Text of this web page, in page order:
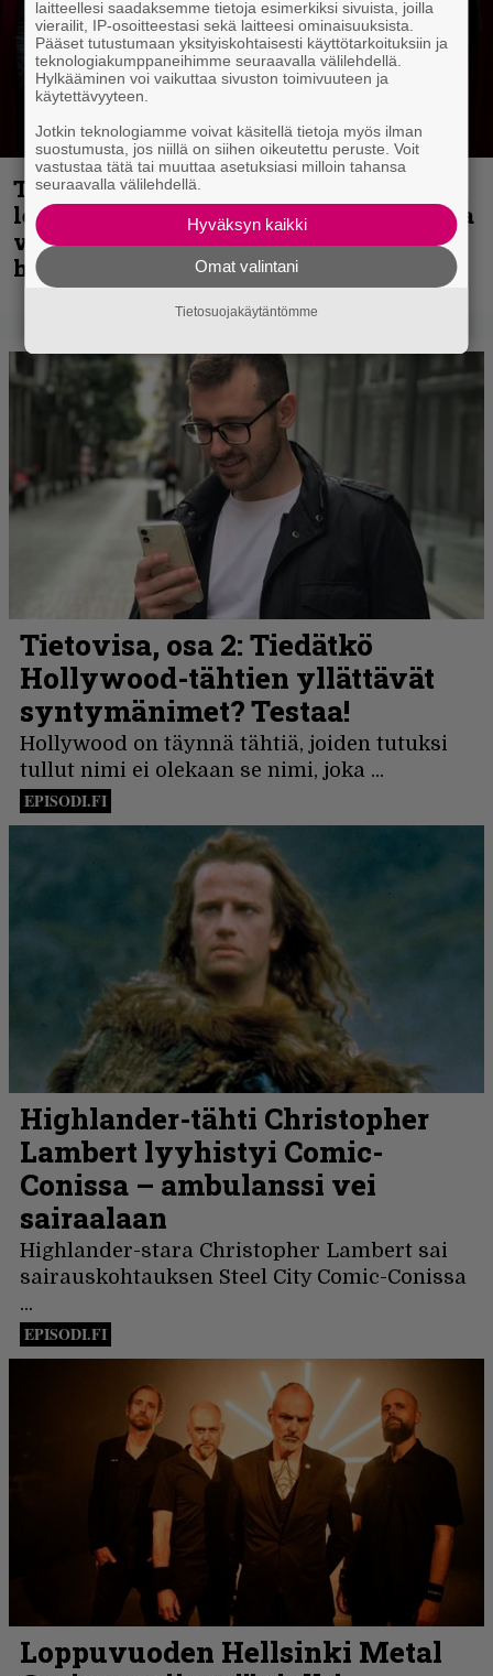
Thrash ’n’ roll -yhtye Madred ryydittää
levyjulkaisua keikkareissulla kuvatulla
videolla – ”Oltiin pakussa kusihädässä
helvetin väsyneenä…”
laitteellesi saadaksemme tietoja esimerkiksi sivuista, joilla
vierailit, IP-osoitteestasi sekä laitteesi ominaisuuksista.
Pääset tutustumaan yksityiskohtaisesti käyttötarkoituksiin ja
teknologiakumppaneihimme seuraavalla välilehdellä.
Hylkääminen voi vaikuttaa sivuston toimivuuteen ja
käytettävyyteen.
Jotkin teknologiamme voivat käsitellä tietoja myös ilman
suostumusta, jos niillä on siihen oikeutettu peruste. Voit
vastustaa tätä tai muuttaa asetuksiasi milloin tahansa
seuraavalla välilehdellä.
Hyväksyn kaikki
Omat valintani
Tietosuojakäytäntömme